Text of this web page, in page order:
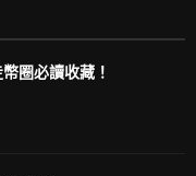
圈必讀收藏！